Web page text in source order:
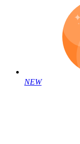
NEW